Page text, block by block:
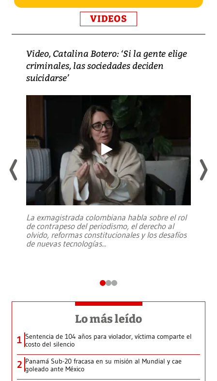
VIDEOS
Video, Catalina Botero: ‘Si la gente elige
criminales, las sociedades deciden
suicidarse’
La exmagistrada colombiana habla sobre el rol
de contrapeso del periodismo, el derecho al
olvido, reformas constitucionales y los desafíos
de nuevas tecnologías...
Lo más leído
1 Sentencia de 104 años para violador, víctima comparte el
costo del silencio
2 Panamá Sub-20 fracasa en su misión al Mundial y cae
goleado ante México